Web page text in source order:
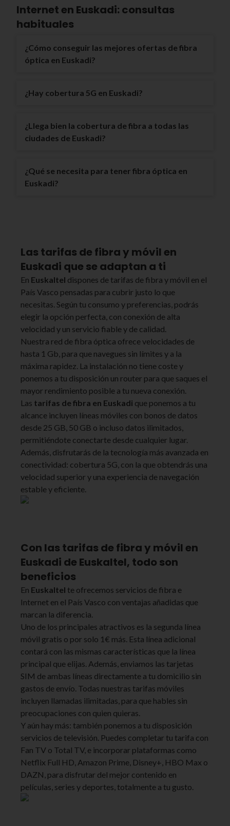
Internet en Euskadi: consultas
habituales
¿Cómo conseguir las mejores ofertas de fibra
óptica en Euskadi?
¿Hay cobertura 5G en Euskadi?
¿Llega bien la cobertura de fibra a todas las
ciudades de Euskadi?
¿Qué se necesita para tener fibra óptica en
Euskadi?
Las tarifas de fibra y móvil en
Euskadi que se adaptan a ti
En Euskaltel dispones de tarifas de fibra y móvil en el
País Vasco pensadas para cubrir justo lo que
necesitas. Según tu consumo y preferencias, podrás
elegir la opción perfecta, con conexión de alta
velocidad y un servicio fiable y de calidad.
Nuestra red de fibra óptica ofrece velocidades de
hasta 1 Gb, para que navegues sin límites y a la
máxima rapidez. La instalación no tiene coste y
ponemos a tu disposición un router para que saques el
mayor rendimiento posible a tu nueva conexión.
Las tarifas de fibra en Euskadi que ponemos a tu
alcance incluyen líneas móviles con bonos de datos
desde 25 GB, 50 GB o incluso datos ilimitados,
permitiéndote conectarte desde cualquier lugar.
Además, disfrutarás de la tecnología más avanzada en
conectividad: cobertura 5G, con la que obtendrás una
velocidad superior y una experiencia de navegación
estable y eficiente.
Con las tarifas de fibra y móvil en
Euskadi de Euskaltel, todo son
beneficios
En Euskaltel te ofrecemos servicios de fibra e
Internet en el País Vasco con ventajas añadidas que
marcan la diferencia.
Uno de los principales atractivos es la segunda línea
móvil gratis o por solo 1€ más. Esta línea adicional
contará con las mismas características que la línea
principal que elijas. Además, enviamos las tarjetas
SIM de ambas líneas directamente a tu domicilio sin
gastos de envío. Todas nuestras tarifas móviles
incluyen llamadas ilimitadas, para que hables sin
preocupaciones con quien quieras.
Y aún hay más: también ponemos a tu disposición
servicios de televisión. Puedes completar tu tarifa con
Fan TV o Total TV, e incorporar plataformas como
Netflix Full HD, Amazon Prime, Disney+, HBO Max o
DAZN, para disfrutar del mejor contenido en
películas, series y deportes, totalmente a tu gusto.